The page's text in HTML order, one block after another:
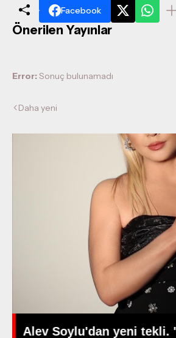
Facebook
Önerilen Yayınlar
Error: Sonuç bulunamadı
Daha yeni
Alev Soylu'dan yeni tekli.